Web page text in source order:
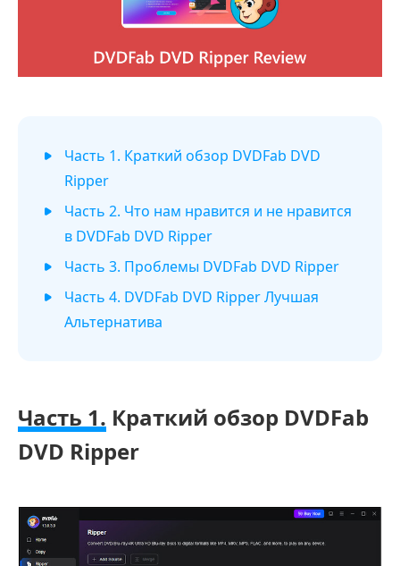
Часть 1. Краткий обзор DVDFab DVD
Ripper
Часть 2. Что нам нравится и не нравится
в DVDFab DVD Ripper
Часть 3. Проблемы DVDFab DVD Ripper
Часть 4. DVDFab DVD Ripper Лучшая
Альтернатива
Часть 1. Краткий обзор DVDFab
DVD Ripper